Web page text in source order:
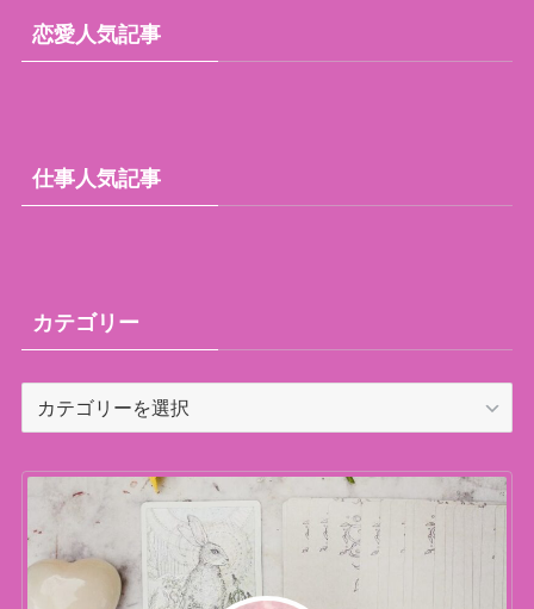
恋愛人気記事
仕事人気記事
カテゴリー
リ